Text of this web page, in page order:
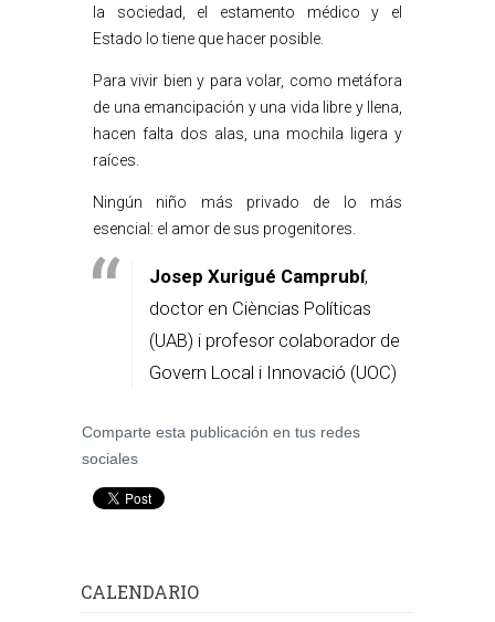
la sociedad, el estamento médico y el
Estado lo tiene que hacer posible.
Para vivir bien y para volar, como metáfora
de una emancipación y una vida libre y llena,
hacen falta dos alas, una mochila ligera y
raíces.
Ningún niño más privado de lo más
esencial: el amor de sus progenitores.
Josep Xurigué Camprubí,
doctor en Cièncias Políticas
(UAB) i profesor colaborador de
Govern Local i Innovació (UOC)
Comparte esta publicación en tus redes
sociales
CALENDARIO